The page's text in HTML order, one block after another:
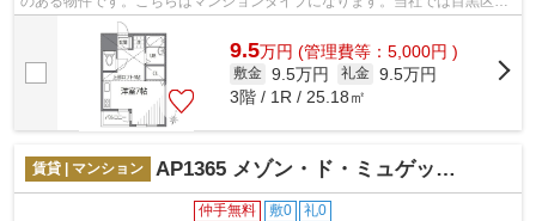
ある物件情報をご紹介しております。気...
9.5万円 (管理費等：5,000円 )
敷金 9.5万円 礼金 9.5万円
3階 / 1R / 25.18㎡
賃貸 | マンション AP1365 メゾン・ド・ミュゲット 403
仲手無料 敷0 礼0